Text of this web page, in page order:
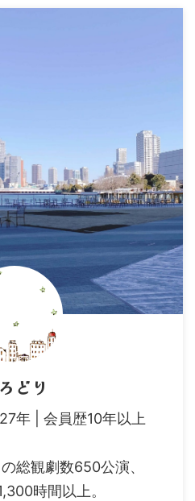
どり
年 | 会員歴10年以上
総観劇数650公演、
時間以上。